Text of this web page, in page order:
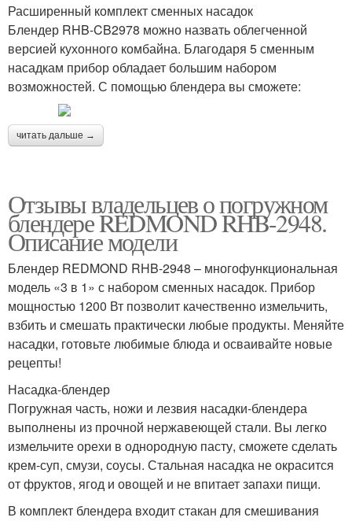
Расширенный комплект сменных насадок
Блендер RHB-CB2978 можно назвать облегченной
версией кухонного комбайна. Благодаря 5 сменным
насадкам прибор обладает большим набором
возможностей. С помощью блендера вы сможете:
читать дальше →
Отзывы владельцев о погружном
блендере REDMOND RHB-2948.
Описание модели
Блендер REDMOND RHB-2948 – многофункциональная
модель «3 в 1» с набором сменных насадок. Прибор
мощностью 1200 Вт позволит качественно измельчить,
взбить и смешать практически любые продукты. Меняйте
насадки, готовьте любимые блюда и осваивайте новые
рецепты!
Насадка-блендер
Погружная часть, ножи и лезвия насадки-блендера
выполнены из прочной нержавеющей стали. Вы легко
измельчите орехи в однородную пасту, сможете сделать
крем-суп, смузи, соусы. Стальная насадка не окрасится
от фруктов, ягод и овощей и не впитает запахи пищи.
В комплект блендера входит стакан для смешивания